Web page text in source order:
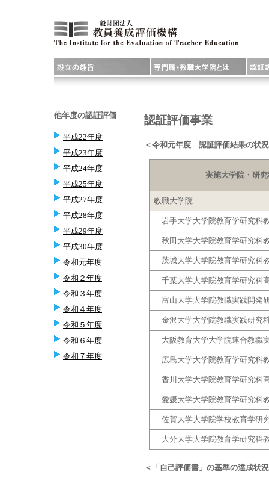
他年度の認証評価
平成22年度
平成23年度
平成24年度
平成25年度
平成27年度
平成28年度
平成29年度
平成30年度
令和元年度
令和２年度
令和３年度
令和４年度
令和５年度
令和６年度
令和７年度
認証評価事業
＜令和元年度 認証評価結果の状
実施大学院・研
教職大学院
岩手大学大学院教育学研究科
秋田大学大学院教育学研究科
茨城大学大学院教育学研究科
千葉大学大学院教育学研究科
富山大学大学院教職実践開発
金沢大学大学院教職実践研究
大阪教育大学大学院連合教職
広島大学大学院教育学研究科
香川大学大学院教育学研究科
愛媛大学大学院教育学研究科
佐賀大学大学院学校教育学研
大分大学大学院教育学研究科
＜「自己評価書」の基準の達成状